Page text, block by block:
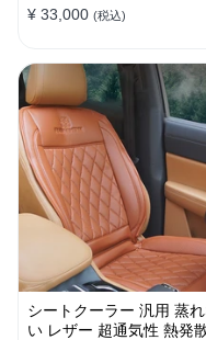
¥ 33,000 (税込)
シートクーラー 汎用 蒸
い レザー 超通気性 熱発散 5